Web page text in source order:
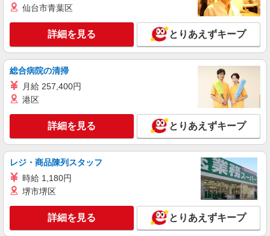
キープ 詳細を見る
パート
ケンタッキーフライドチキン 砧世田谷通り店
カウンター・キッチンスタッフ ＜優先募集日
キープ 詳細を見る
アルバイト パート
ケンタッキーフライドチキン 桜新町店
カウンター・キッチンスタッフ ＜優先募集日
時給1230円
東京都世田谷区桜新町2-10
仙台市青葉区
詳細を見る とりあえずキープ
総合病院の清掃
月給 257,400円
港区
詳細を見る とりあえずキープ
レジ・商品陳列スタッフ
時給 1,180円
堺市堺区
詳細を見る とりあえずキープ